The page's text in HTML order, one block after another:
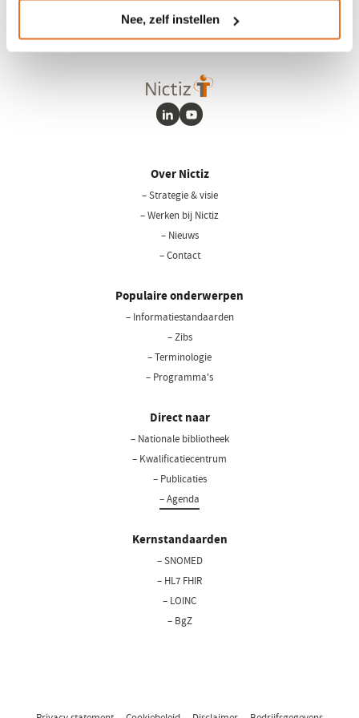
Nee, zelf instellen
een
nieuw
LinkedInYoutube
Over Nictiz
– Strategie & visie
– Werken bij Nictiz
– Nieuws
– Contact
Populaire onderwerpen
– Informatiestandaarden
– Zibs
– Terminologie
– Programma's
Direct naar
– Nationale bibliotheek(opent
– Kwalificatiecentrum
– Publicaties
– Agenda
Kernstandaarden
– SNOMED
– HL7 FHIR
– LOINC
– BgZ